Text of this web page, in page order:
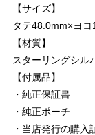
【サイズ】
タテ48.0mm×ヨコ
【材質】
スターリングシル
【付属品】
・純正保証書
・純正ポーチ
・当店発行の購入